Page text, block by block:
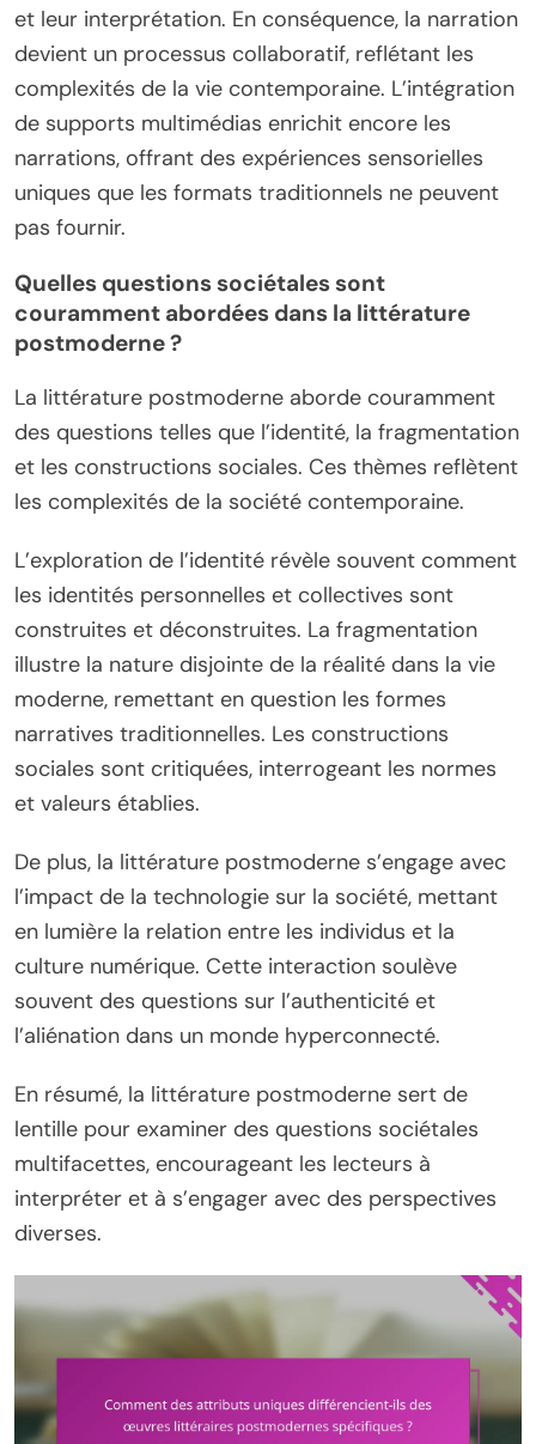
et leur interprétation. En conséquence, la narration
devient un processus collaboratif, reflétant les
complexités de la vie contemporaine. L’intégration
de supports multimédias enrichit encore les
narrations, offrant des expériences sensorielles
uniques que les formats traditionnels ne peuvent
pas fournir.
Quelles questions sociétales sont
couramment abordées dans la littérature
postmoderne ?
La littérature postmoderne aborde couramment
des questions telles que l’identité, la fragmentation
et les constructions sociales. Ces thèmes reflètent
les complexités de la société contemporaine.
L’exploration de l’identité révèle souvent comment
les identités personnelles et collectives sont
construites et déconstruites. La fragmentation
illustre la nature disjointe de la réalité dans la vie
moderne, remettant en question les formes
narratives traditionnelles. Les constructions
sociales sont critiquées, interrogeant les normes
et valeurs établies.
De plus, la littérature postmoderne s’engage avec
l’impact de la technologie sur la société, mettant
en lumière la relation entre les individus et la
culture numérique. Cette interaction soulève
souvent des questions sur l’authenticité et
l’aliénation dans un monde hyperconnecté.
En résumé, la littérature postmoderne sert de
lentille pour examiner des questions sociétales
multifacettes, encourageant les lecteurs à
interpréter et à s’engager avec des perspectives
diverses.